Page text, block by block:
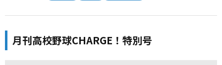
月刊高校野球CHARGE！特別号